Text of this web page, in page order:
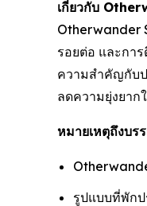
เกี่ยวกับ
Otherwander
รอยต่อ และกา
ความสำคัญกับป
ลดความยุ่งยาก
หมายเหตุถึงบร
รูปแบบที่พัก